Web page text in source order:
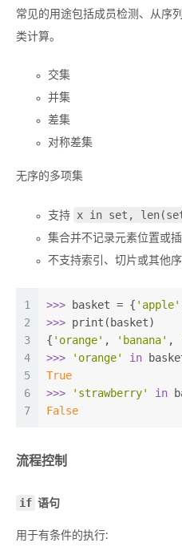
常见的用途包括成员检测、从序
类计算。
交集
并集
差集
对称差集
无序的多项集
支持 x in set,
集合并不记录元素位置或
不支持索引、切片或其他
1
2
3
4
5
6
7
>>> basket = { 'apple'
>>> print(basket)
{ 'orange' , 'banana' ,
>>>
'orange' in
True
>>>
'strawberry' in
False
流程控制
if 语句
用于有条件的执行: